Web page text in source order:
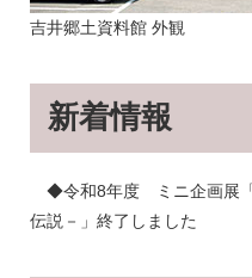
吉井郷土資料館 外観
新着情報
◆令和8年度 ミニ企画展「
伝説－」終了しました